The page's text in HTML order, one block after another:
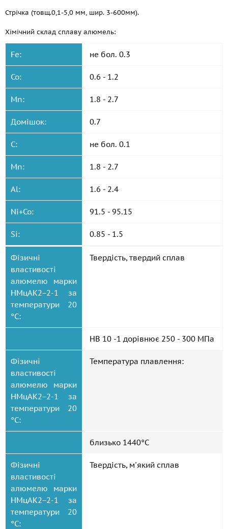
Стрічка (товщ.0,1-5,0 мм, шир. 3-600мм).
Хімічний склад сплаву алюмель:
Fe: не бол. 0.3
Co: 0.6 - 1.2
Mn: 1.8 - 2.7
Домішок: 0.7
C: не бол. 0.1
Mn: 1.8 - 2.7
Al: 1.6 - 2.4
Ni+Co: 91.5 - 95.15
Si: 0.85 - 1.5
Фізичні
властивості
алюмелю марки
НМцАК2−2-1 за
температури 20
°C:
Твердість, твердий сплав
HB 10 -1 дорівнює 250 - 300 МПа
Фізичні
властивості
алюмелю марки
НМцАК2−2-1 за
температури 20
°C:
Температура плавлення:
близько 1440°C
Фізичні
властивості
алюмелю марки
НМцАК2−2-1 за
температури 20
°C:
Твердість, м'який сплав